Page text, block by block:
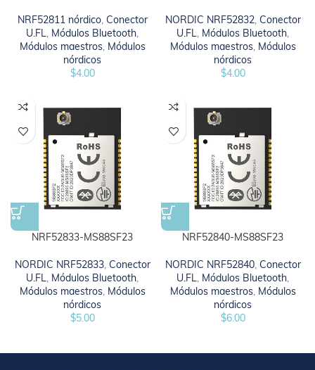
NRF52811 nórdico, Conector
U.FL, Módulos Bluetooth,
Módulos maestros, Módulos
nórdicos
$4.00
NORDIC NRF52832, Conector
U.FL, Módulos Bluetooth,
Módulos maestros, Módulos
nórdicos
$4.00
NRF52833-MS88SF23
NORDIC NRF52833, Conector
U.FL, Módulos Bluetooth,
Módulos maestros, Módulos
nórdicos
$5.00
NRF52840-MS88SF23
NORDIC NRF52840, Conector
U.FL, Módulos Bluetooth,
Módulos maestros, Módulos
nórdicos
$6.00